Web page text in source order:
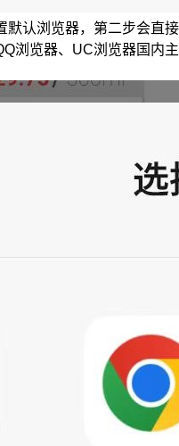
默认浏览器，第二步会直接
浏览器、UC浏览器国内主